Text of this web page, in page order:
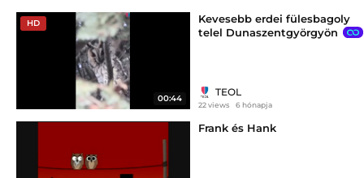
HD
00:44
Kevesebb erdei fülesbagoly
telel Dunaszentgyörgyön
TEOL
22 views 6 hónapja
Frank és Hank